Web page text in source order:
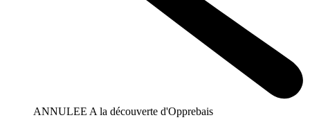
ANNULEE A la découverte d'Opprebais